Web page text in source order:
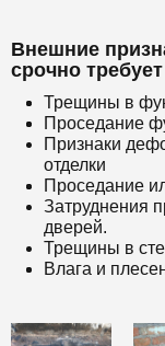
Внешние
срочно
Трещины в
Проседание
Признаки
отделки
Проседание
Затруднения
дверей.
Трещины в
Влага и